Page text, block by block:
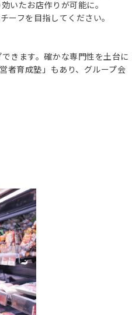
いたお店作りが可能に。
ーフを目指してください。
きます。確かな専門性を土台に
者育成塾」もあり、グループ会